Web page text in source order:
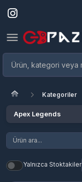
Kategoriler
Apex Legends
Yalnızca Stoktakiler